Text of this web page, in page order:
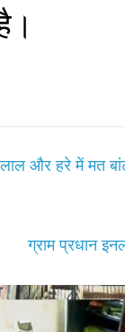
और हरे में मत
ग्राम प्रधान